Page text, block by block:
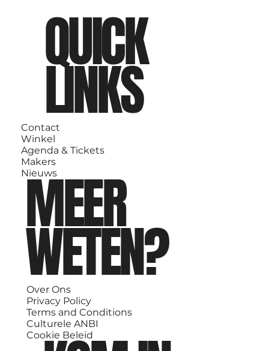
QUICK
LINKS
Contact
Winkel
Agenda & Tickets
Makers
Nieuws
MEER
WETEN?
Over Ons
Privacy Policy
Terms and Conditions
Culturele ANBI
Cookie Beleid